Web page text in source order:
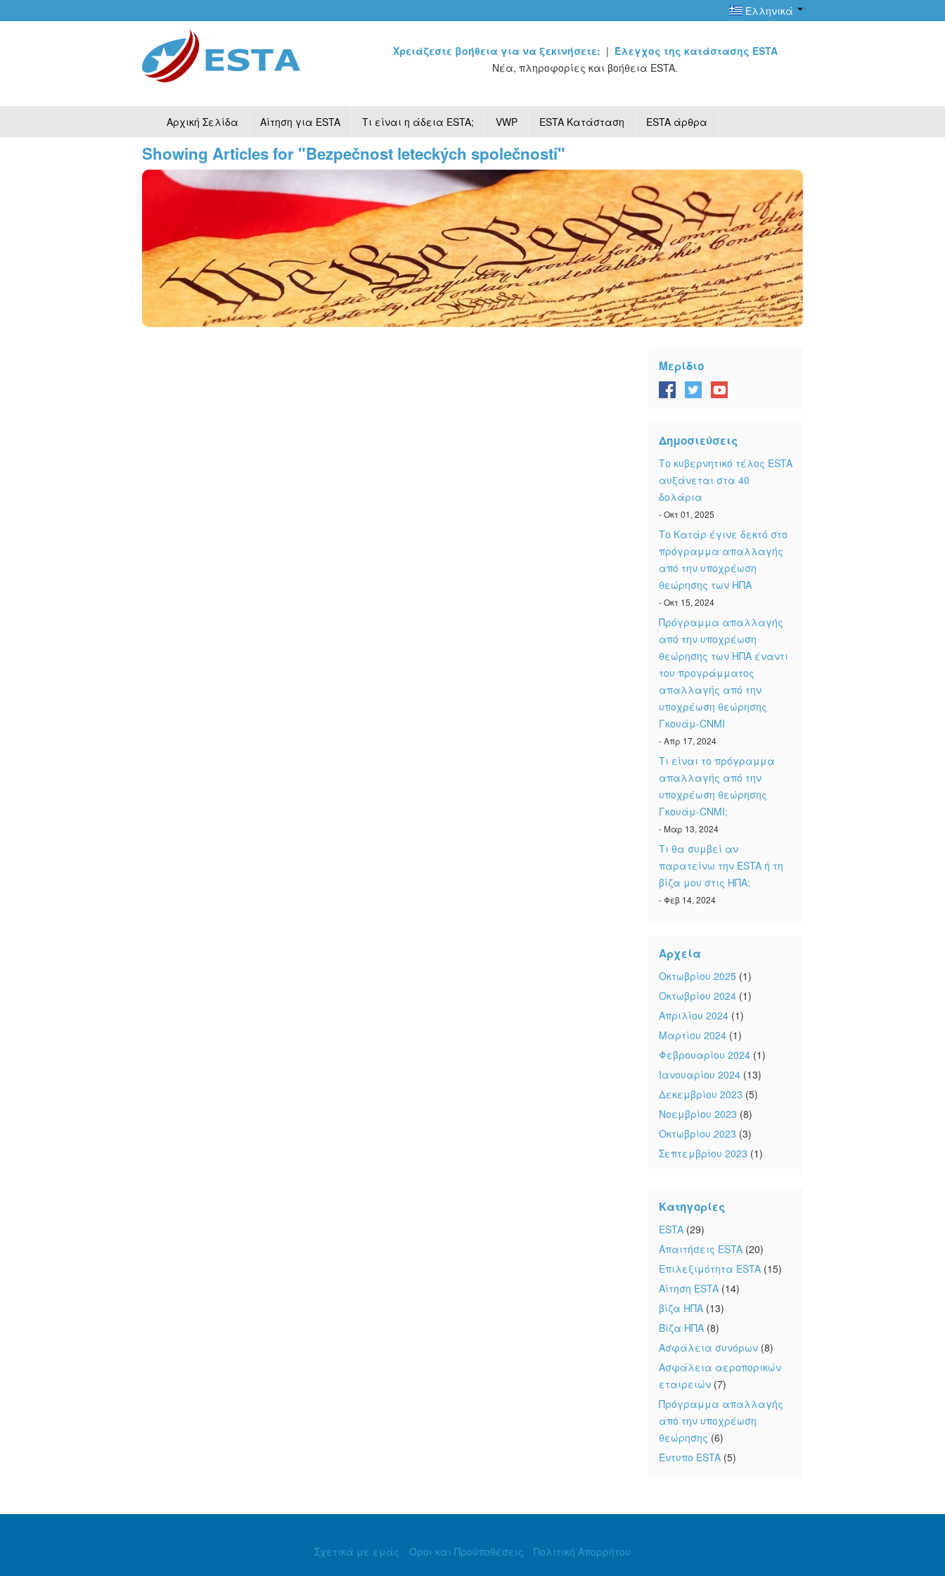
Ελληνικά
Χρειάζεστε βοήθεια για να ξεκινήσετε; | Έλεγχος της κατάστασης ESTA
Νέα, πληροφορίες και βοήθεια ESTA.
Αρχική Σελίδα Αίτηση για ESTA Τι είναι η άδεια ESTA; VWP ESTA Κατάσταση ESTA άρθρα
Showing Articles for "Bezpečnost leteckých společností"
Μερίδιο
Δημοσιεύσεις
Το κυβερνητικό τέλος ESTA
αυξάνεται στα 40
δολάρια
- Οκτ 01, 2025
Το Κατάρ έγινε δεκτό στο
πρόγραμμα απαλλαγής
από την υποχρέωση
θεώρησης των ΗΠΑ
- Οκτ 15, 2024
Πρόγραμμα απαλλαγής
από την υποχρέωση
θεώρησης των ΗΠΑ έναντι
του προγράμματος
απαλλαγής από την
υποχρέωση θεώρησης
Γκουάμ-CNMI
- Απρ 17, 2024
Τι είναι το πρόγραμμα
απαλλαγής από την
υποχρέωση θεώρησης
Γκουάμ-CNMI;
- Μαρ 13, 2024
Τι θα συμβεί αν
παρατείνω την ESTA ή τη
βίζα μου στις ΗΠΑ;
- Φεβ 14, 2024
Αρχεία
Οκτωβρίου 2025 (1)
Οκτωβρίου 2024 (1)
Απριλίου 2024 (1)
Μαρτίου 2024 (1)
Φεβρουαρίου 2024 (1)
Ιανουαρίου 2024 (13)
Δεκεμβρίου 2023 (5)
Νοεμβρίου 2023 (8)
Οκτωβρίου 2023 (3)
Σεπτεμβρίου 2023 (1)
Κατηγορίες
ESTA (29)
Απαιτήσεις ESTA (20)
Επιλεξιμότητα ESTA (15)
Αίτηση ESTA (14)
βίζα ΗΠΑ (13)
Βίζα ΗΠΑ (8)
Ασφάλεια συνόρων (8)
Ασφάλεια αεροπορικών
εταιρειών (7)
Πρόγραμμα απαλλαγής
από την υποχρέωση
θεώρησης (6)
Έντυπο ESTA (5)
Σχετικά με εμάς Όροι και Προϋποθέσεις Πολιτική Απορρήτου